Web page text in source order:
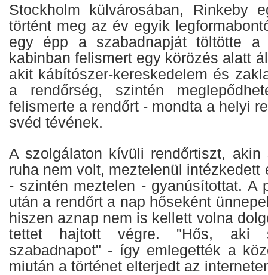
Stockholm külvárosában, Rinkeby
történt meg az év egyik
egy épp a szabadnapját töltötte
kabinban felismert egy körözés alatt
akit kábítószer-kereskedelem és
a rendőrség, szintén
felismerte a rendőrt - mondta a helyi
svéd tévének.
A szolgálaton kívüli rendőrtiszt, akin
ruha nem volt, meztelenül intézkedett
- szintén meztelen - gyanúsítottat. A
után a rendőrt a nap hőseként
hiszen aznap nem is kellett volna
tettet hajtott végre. "Hős, aki
szabadnapot" - így emlegették a
miután a történet elterjedt az